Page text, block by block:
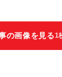
の画像を見る 1